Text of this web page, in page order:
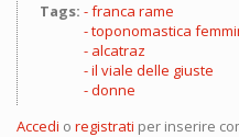
Tags:
franca rame
toponomastica
alcatraz
il viale delle giuste
donne
Accedi o registrati per inserire